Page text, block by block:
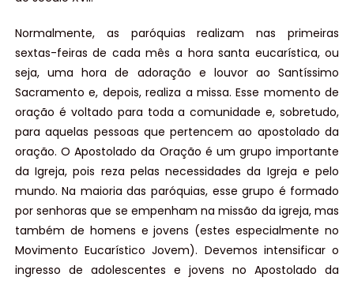
Normalmente, as paróquias realizam nas primeiras
sextas-feiras de cada mês a hora santa eucarística, ou
seja, uma hora de adoração e louvor ao Santíssimo
Sacramento e, depois, realiza a missa. Esse momento de
oração é voltado para toda a comunidade e, sobretudo,
para aquelas pessoas que pertencem ao apostolado da
oração. O Apostolado da Oração é um grupo importante
da Igreja, pois reza pelas necessidades da Igreja e pelo
mundo. Na maioria das paróquias, esse grupo é formado
por senhoras que se empenham na missão da igreja, mas
também de homens e jovens (estes especialmente no
Movimento Eucarístico Jovem). Devemos intensificar o
ingresso de adolescentes e jovens no Apostolado da